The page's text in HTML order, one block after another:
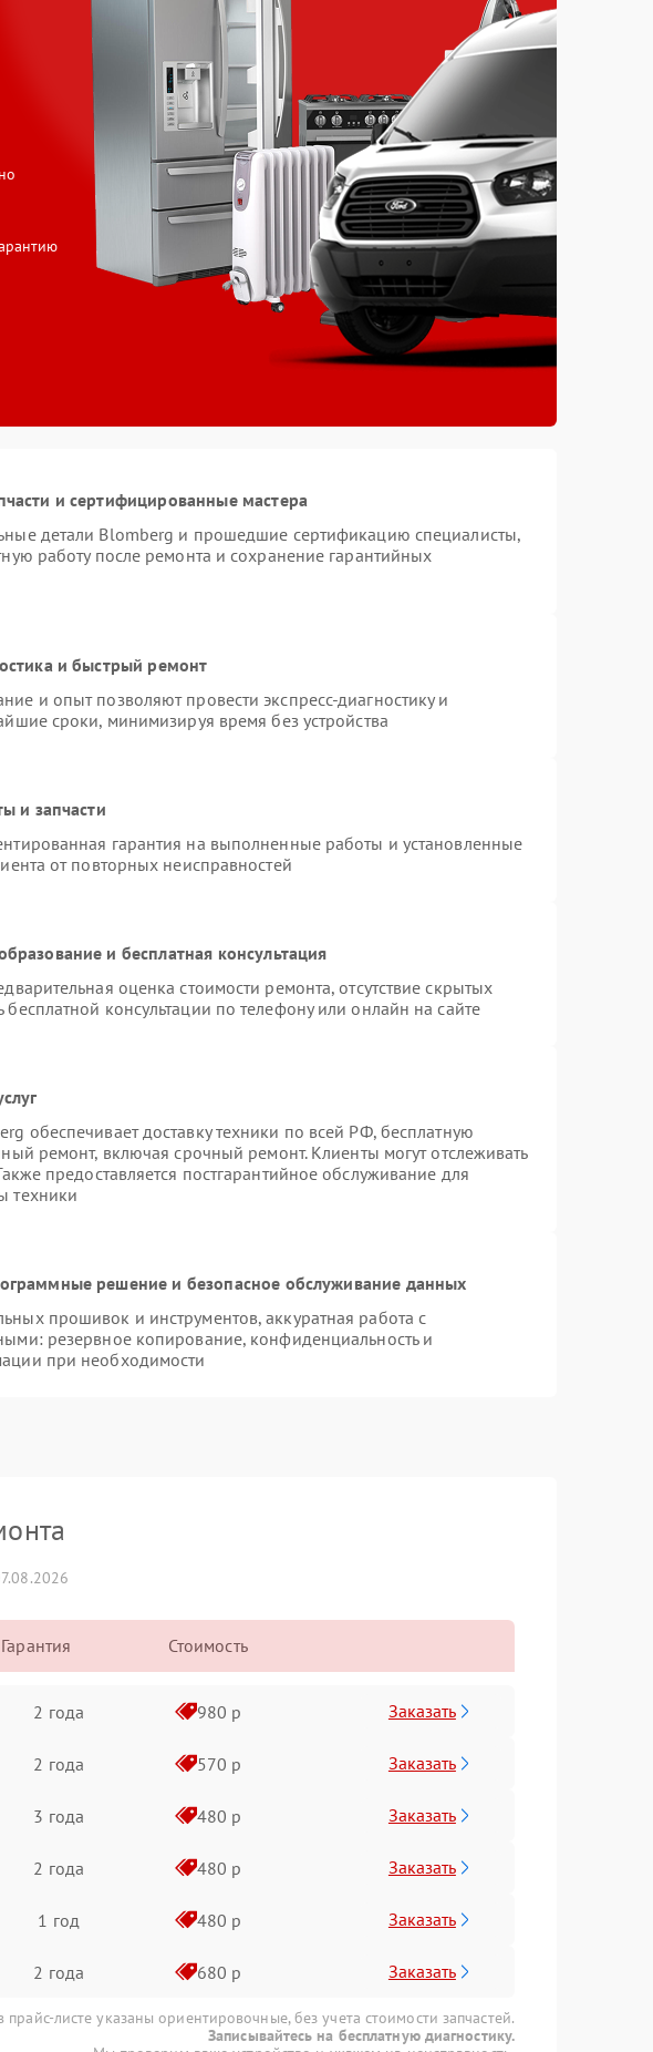
и сертифицированные мастера
детали Blomberg и прошедшие сертификацию специалисты,
работу после ремонта и сохранение гарантийных
и быстрый ремонт
и опыт позволяют провести экспресс-диагностику и
сроки, минимизируя время без устройства
и запчасти
гарантия на выполненные работы и установленные
от повторных неисправностей
и бесплатная консультация
оценка стоимости ремонта, отсутствие скрытых
консультации по телефону или онлайн на сайте
обеспечивает доставку техники по всей РФ, бесплатную
ремонт, включая срочный ремонт. Клиенты могут отслеживать
предоставляется постгарантийное обслуживание для
техники
решение и безопасное обслуживание данных
прошивок и инструментов, аккуратная работа с
резервное копирование, конфиденциальность и
при необходимости
Гарантия Стоимость
2 года 980 р Заказать
2 года 570 р Заказать
3 года 480 р Заказать
2 года 480 р Заказать
1 год 480 р Заказать
2 года 680 р Заказать
прайс-листе указаны ориентировочные, без учета стоимости запчастей.
Записывайтесь на бесплатную диагностику.